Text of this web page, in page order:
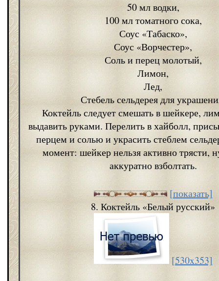
50 мл водки,
100 мл томатного сока,
Соус «Табаско»,
Соус «Ворчестер»,
Соль и перец молотый,
Лимон,
Лед,
Стебель сельдерея для
Коктейль следует смешать в шейкере,
выдавить руками. Перелить в хайболл,
перцем и солью и украсить стеблем
момент: шейкер нельзя активно трясти,
аккуратно взболтать.
[показать]
8. Коктейль «Белый русский»
[530x353]